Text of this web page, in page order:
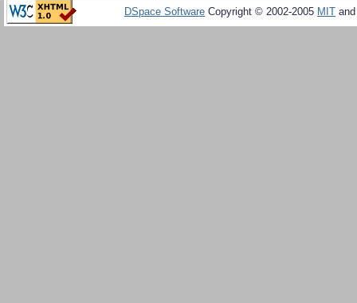
DSpace Software Copyright © 2002-2005 MIT